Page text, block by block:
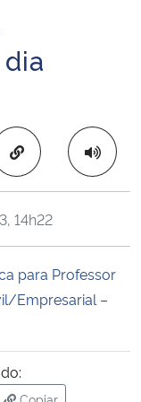
Copiar para área
14h22
para Professor
Empresarial –
Copiar